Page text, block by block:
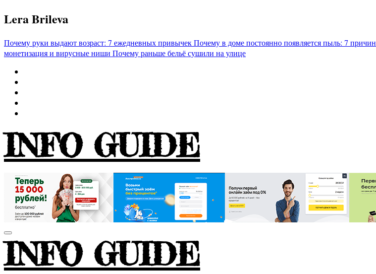
Перейти
к
Lera Brileva
Почему руки выдают возраст: 7 ежедневных привычекПочему в доме постоянно появляется пыль: 7 причин
монетизация и вирусные ниши Почему раньше бельё сушили на улице
INFO GUIDE
INFO GUIDE